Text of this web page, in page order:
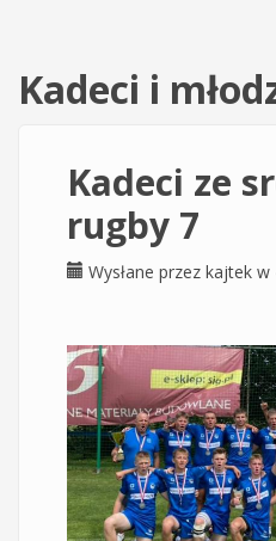
Kadeci i
Kadeci ze
rugby 7
Wysłane przez kajtek w